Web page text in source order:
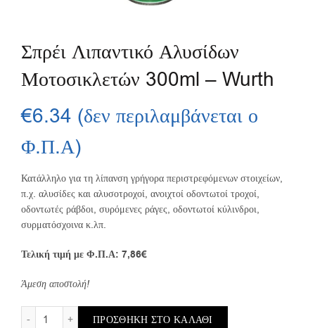
Σπρέι Λιπαντικό Αλυσίδων
Μοτοσικλετών 300ml – Wurth
€6.34 (δεν περιλαμβάνεται ο
Φ.Π.Α)
Κατάλληλο για τη λίπανση γρήγορα περιστρεφόμενων στοιχείων,
π.χ. αλυσίδες και αλυσοτροχοί, ανοιχτοί οδοντωτοί τροχοί,
οδοντωτές ράβδοι, συρόμενες ράγες, οδοντωτοί κύλινδροι,
συρματόσχοινα κ.λπ.
Τελική τιμή με Φ.Π.Α: 7,86€
Άμεση αποστολή!
Σπρέι Λιπαντικό Αλυσίδων Μοτοσικλετών 300ml – Wurth
ΠΡΟΣΘΉΚΗ ΣΤΟ ΚΑΛΆΘΙ